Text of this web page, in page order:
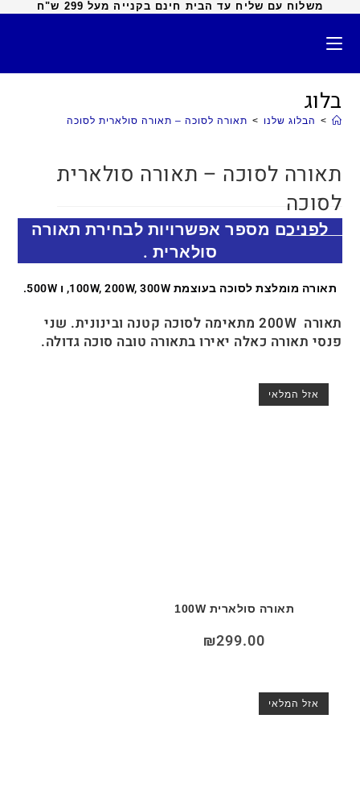
משלוח עם שליח עד הבית חינם בקנייה מעל 299 ש"ח
בלוג
> הבלוג שלנו > תאורה לסוכה – תאורה סולארית לסוכה
תאורה לסוכה – תאורה סולארית
לסוכה
לפניכם מספר אפשרויות לבחירת תאורה
סולארית .
תאורה מומלצת לסוכה בעוצמת 100W, 200W, 300W, ו 500W.
תאורה 200W מתאימה לסוכה קטנה ובינונית. שני
פנסי תאורה כאלה יאירו בתאורה טובה סוכה גדולה.
אזל המלאי
תאורה סולארית 100W
₪299.00
אזל המלאי